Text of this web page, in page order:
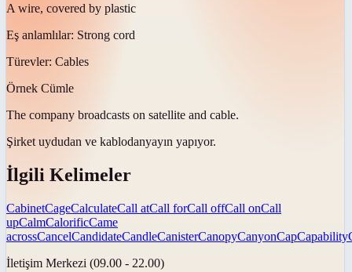
A wire, covered by plastic
Eş anlamlılar: Strong cord
Türevler: Cables
Örnek Cümle
The company broadcasts on satellite and cable.
Şirket uydudan ve kablodanyayın yapıyor.
İlgili Kelimeler
CabinetCageCalculateCall atCall forCall offCall onCall
upCalmCalorificCame
acrossCancelCandidateCandleCanisterCanopyCanyonCapCapability
İletişim Merkezi (09.00 - 22.00)